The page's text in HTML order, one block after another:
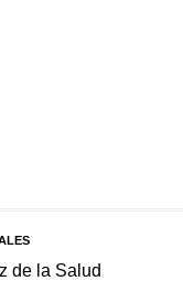
de la Salud